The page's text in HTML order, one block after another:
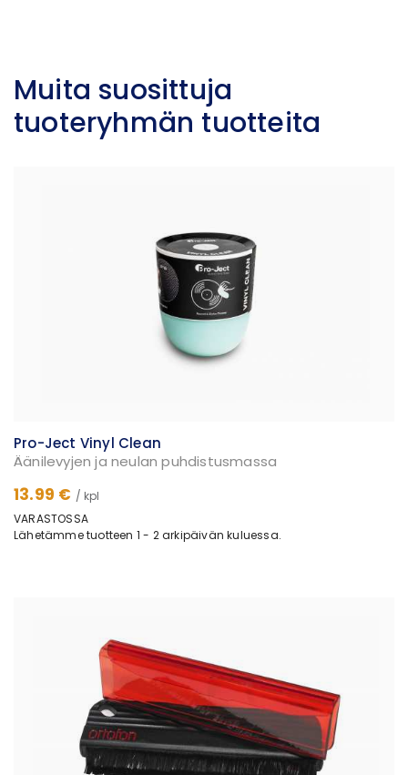
Muita suosittuja
tuoteryhmän tuotteita
Pro-Ject Vinyl Clean
Äänilevyjen ja neulan puhdistusmassa
13.99 € / kpl
VARASTOSSA
Lähetämme tuotteen 1 - 2 arkipäivän kuluessa.